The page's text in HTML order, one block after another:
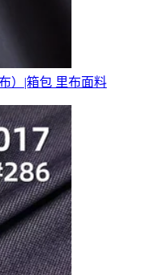
）|箱包 里布面料